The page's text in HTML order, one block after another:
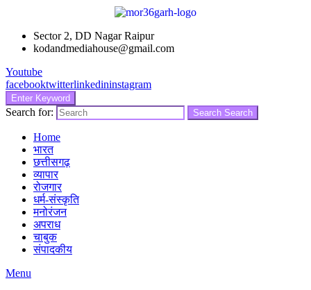
Sector 2, DD Nagar Raipur
kodandmediahouse@gmail.com
Youtube
facebooktwitterlinkedininstagram
Enter Keyword
Search for: Search Search
Home
भारत
छत्तीसगढ़
व्यापार
रोजगार
धर्म-संस्कृति
मनोरंजन
अपराध
चाबुक
संपादकीय
Menu